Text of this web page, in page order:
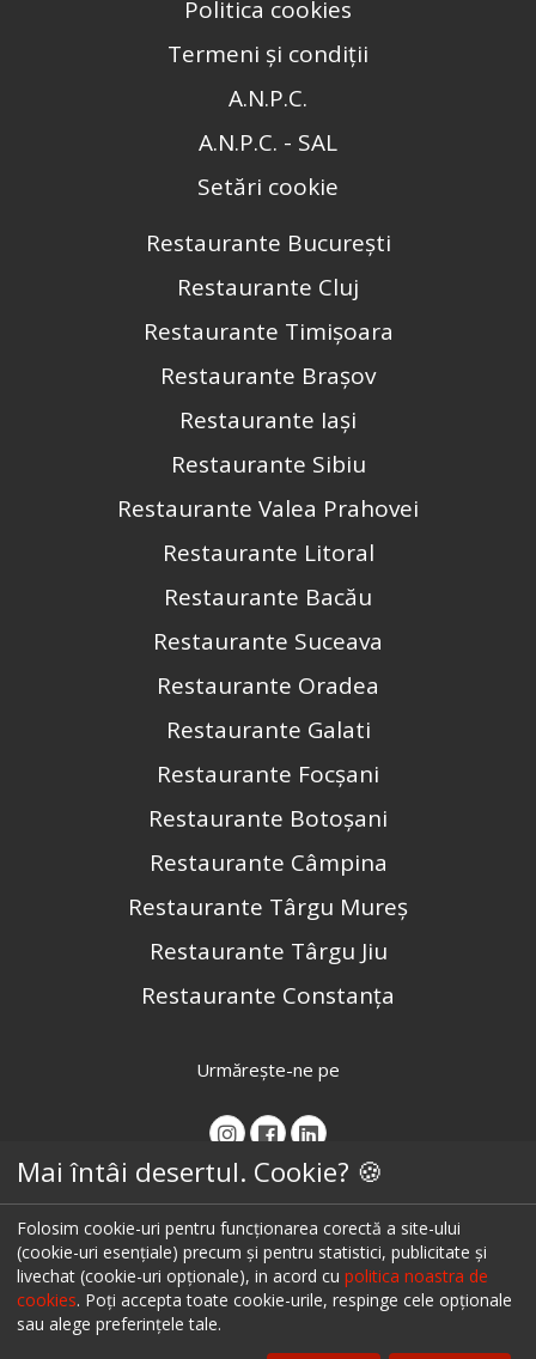
Politica cookies
Termeni și condiții
A.N.P.C.
A.N.P.C. - SAL
Setări cookie
Restaurante București
Restaurante Cluj
Restaurante Timișoara
Restaurante Brașov
Restaurante Iași
Restaurante Sibiu
Restaurante Valea Prahovei
Restaurante Litoral
Restaurante Bacău
Restaurante Suceava
Restaurante Oradea
Restaurante Galati
Restaurante Focșani
Restaurante Botoșani
Restaurante Câmpina
Restaurante Târgu Mureș
Restaurante Târgu Jiu
Restaurante Constanța
Urmărește-ne pe
Mai întâi desertul. Cookie? 🍪
Folosim cookie-uri pentru funcționarea corectă a site-ului
(cookie-uri esențiale) precum și pentru statistici, publicitate și
livechat (cookie-uri opționale), in acord cu politica noastra de
cookies. Poți accepta toate cookie-urile, respinge cele opționale
sau alege preferințele tale.